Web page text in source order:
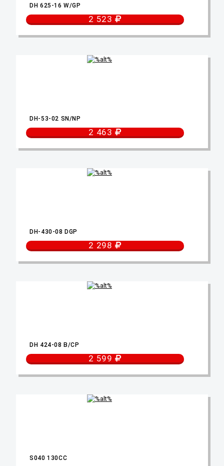
DH 625-16 W/GP
2 523
DH-53-02 SN/NP
2 463
DH-430-08 DGP
2 298
DH 424-08 B/CP
2 599
S040 130CC